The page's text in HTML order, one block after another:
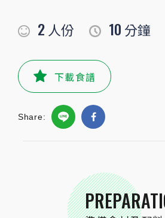
2 人份 10 分鐘
下載食譜
Share:
蒜頭
小磨坊精選調味